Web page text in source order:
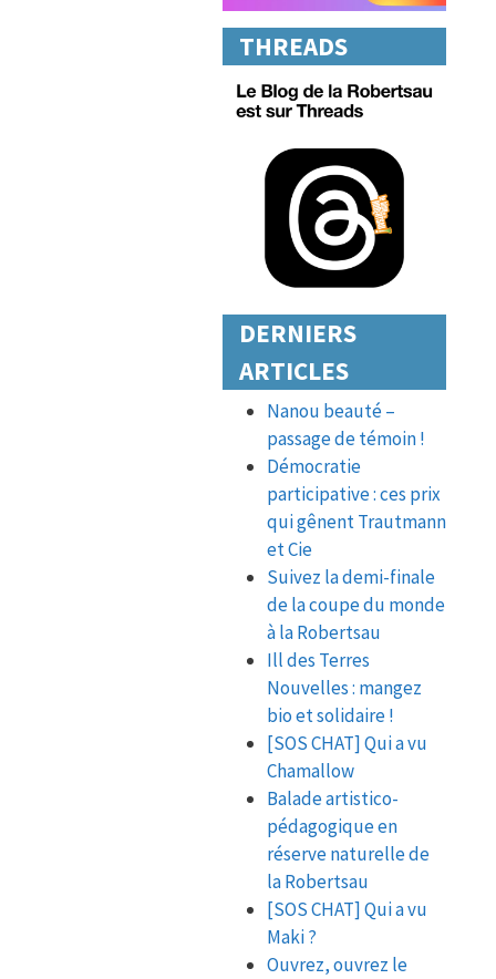
THREADS
DERNIERS
ARTICLES
Nanou beauté –
passage de témoin !
Démocratie
participative : ces prix
qui gênent Trautmann
et Cie
Suivez la demi-finale
de la coupe du monde
à la Robertsau
Ill des Terres
Nouvelles : mangez
bio et solidaire !
[SOS CHAT] Qui a vu
Chamallow
Balade artistico-
pédagogique en
réserve naturelle de
la Robertsau
[SOS CHAT] Qui a vu
Maki ?
Ouvrez, ouvrez le